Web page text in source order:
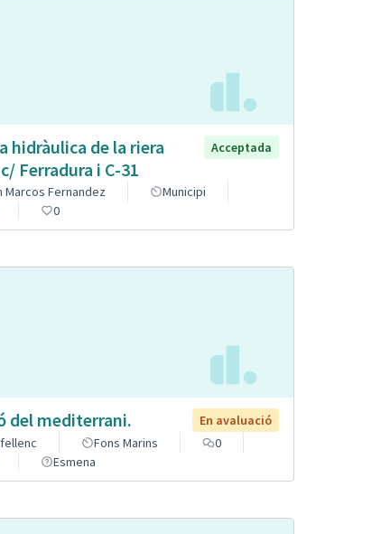
hidràulica de la riera
Ferradura i C-31
Acceptada
Marcos Fernandez
Municipi
0
del mediterrani.
En avaluació
Fons Marins
0
Esmena